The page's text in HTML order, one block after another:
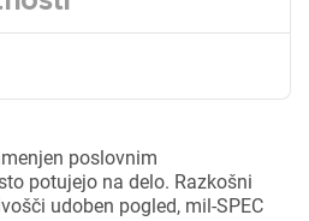
poslovnim
potujejo na delo. Razkošni
udoben pogled, mil-SPEC